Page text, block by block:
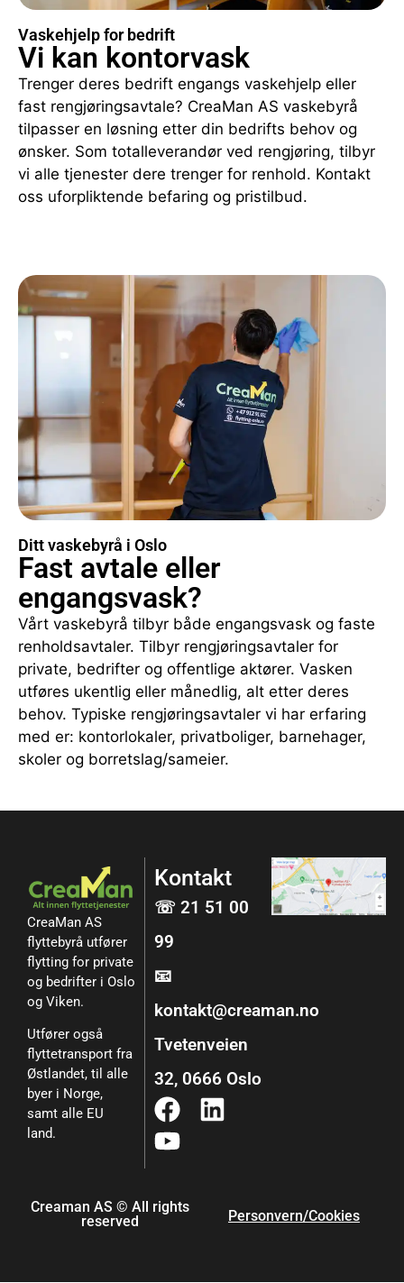
Vaskehjelp for bedrift
Vi kan kontorvask
Trenger deres bedrift engangs vaskehjelp eller
fast rengjøringsavtale? CreaMan AS vaskebyrå
tilpasser en løsning etter din bedrifts behov og
ønsker. Som totalleverandør ved rengjøring, tilbyr
vi alle tjenester dere trenger for renhold. Kontakt
oss uforpliktende befaring og pristilbud.
Ditt vaskebyrå i Oslo
Fast avtale eller
engangsvask?
Vårt vaskebyrå tilbyr både engangsvask og faste
renholdsavtaler. Tilbyr rengjøringsavtaler for
private, bedrifter og offentlige aktører. Vasken
utføres ukentlig eller månedlig, alt etter deres
behov. Typiske rengjøringsavtaler vi har erfaring
med er: kontorlokaler, privatboliger, barnehager,
skoler og borretslag/sameier.
CreaMan AS
flyttebyrå utfører
flytting for private
og bedrifter i Oslo
og Viken.
Utfører også
flyttetransport fra
Østlandet, til alle
byer i Norge,
samt alle EU
land.
Kontakt
☏ 21 51 00
99
📧
kontakt@creaman.no
Tvetenveien
32, 0666 Oslo
Creaman AS © All rights
reserved
Personvern/Cookies